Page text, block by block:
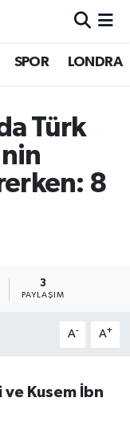
SPOR LONDRA
Türk
8
3
PAYLAŞIM
A- A+
Kusem İbn